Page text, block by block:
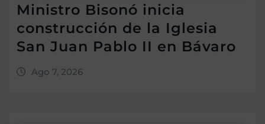
Ministro Bisonó inicia
construcción de la Iglesia
San Juan Pablo II en Bávaro
Ago 7, 2026